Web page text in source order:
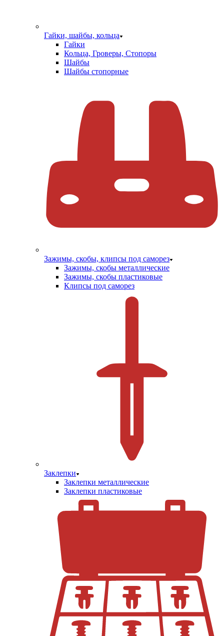
Гайки, шайбы, кольца
Гайки
Кольца, Гроверы, Стопоры
Шайбы
Шайбы стопорные
Зажимы, скобы, клипсы под саморез
Зажимы, скобы металлические
Зажимы, скобы пластиковые
Клипсы под саморез
Заклепки
Заклепки металлические
Заклепки пластиковые